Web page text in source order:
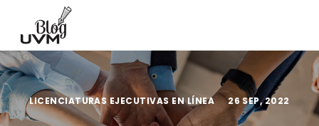
LICENCIATURAS EJECUTIVAS EN LÍNEA 26 SEP, 2022